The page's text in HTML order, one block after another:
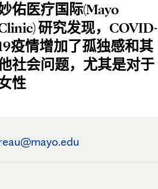
佑医疗国际(Mayo
研究发现，COVID-
疫情增加了孤独感和其
社会问题，尤其是对于
性